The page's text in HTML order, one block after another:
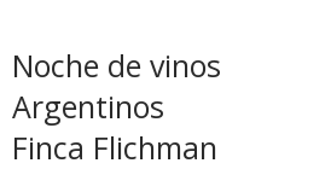
Noche de vinos
Argentinos
Finca Flichman